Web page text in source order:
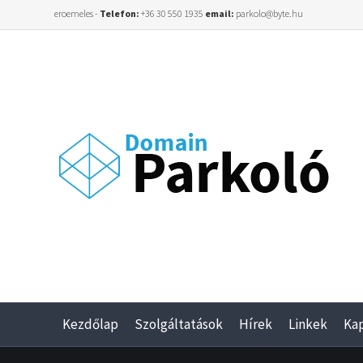
eroemeles - Telefon: +36 30 550 1935 email: parkolo@byte.hu
Kezdőlap Szolgáltatások Hírek Linkek